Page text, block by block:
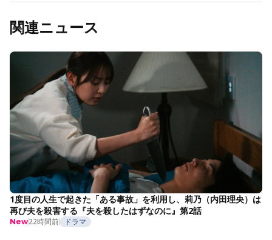
関連ニュース
1度目の人生で起きた「ある事故」を利用し、莉乃（内田理央）は
再び夫を殺害する『夫を殺したはずなのに』第2話
New22時間前 ドラマ